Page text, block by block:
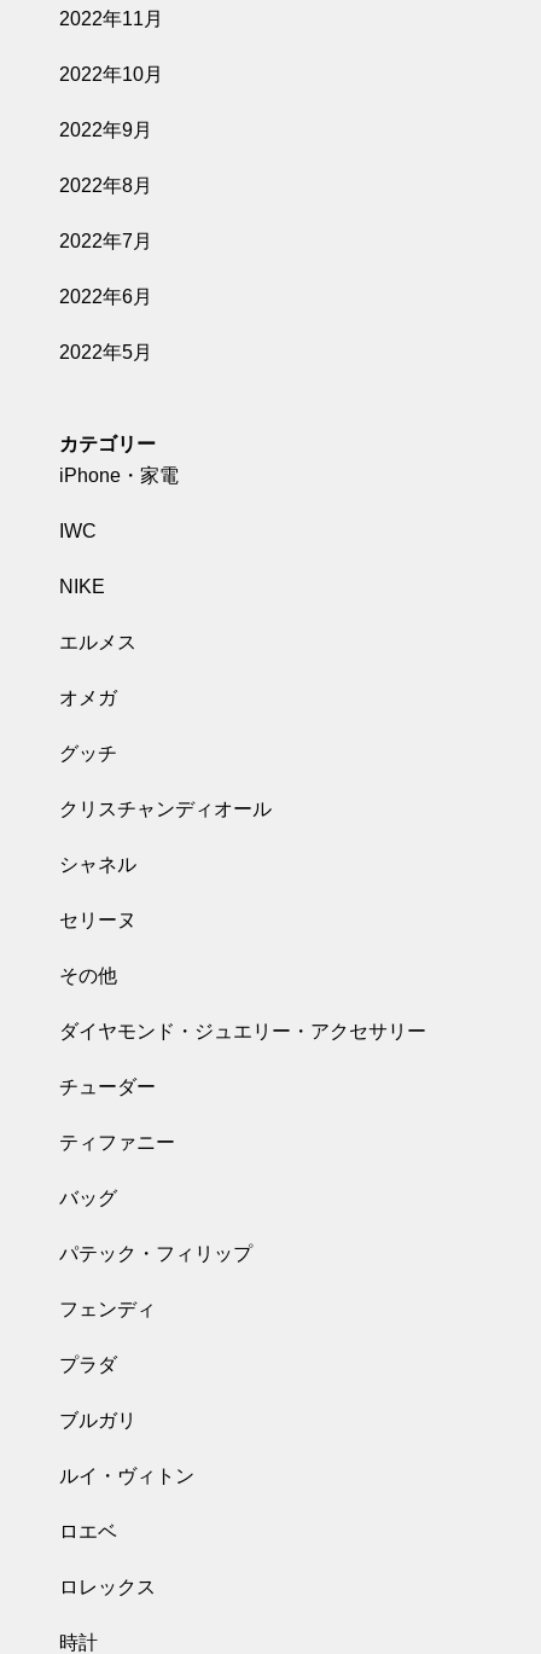
2022年11月
2022年10月
2022年9月
2022年8月
2022年7月
2022年6月
2022年5月
カテゴリー
iPhone・家電
IWC
NIKE
エルメス
オメガ
グッチ
クリスチャンディオール
シャネル
セリーヌ
その他
ダイヤモンド・ジュエリー・アクセサリー
チューダー
ティファニー
バッグ
パテック・フィリップ
フェンディ
プラダ
ブルガリ
ルイ・ヴィトン
ロエベ
ロレックス
時計